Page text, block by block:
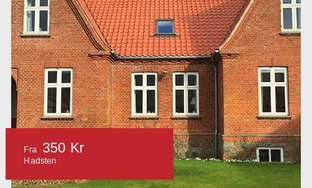
Fra 350 Kr
Hadsten